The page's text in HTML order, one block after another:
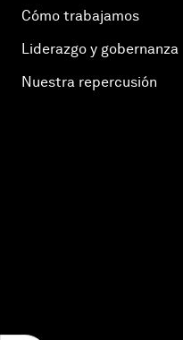
Cómo trabajamos
Liderazgo y gobernanza
Nuestra repercusión